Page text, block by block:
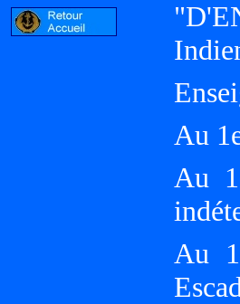
Au
Au
Au